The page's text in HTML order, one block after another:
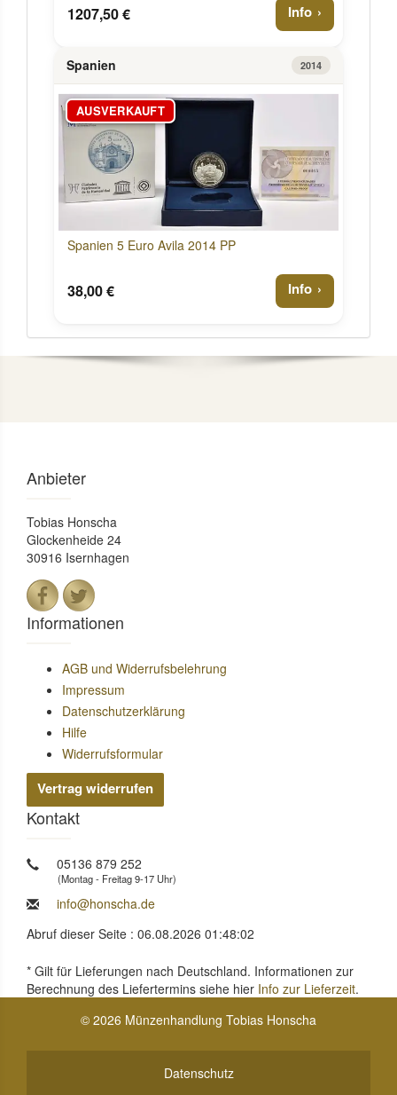
1207,50 € Info
Spanien 2014
AUSVERKAUFT
Spanien 5 Euro Avila 2014 PP
38,00 € Info
Anbieter
Tobias Honscha
Glockenheide 24
30916 Isernhagen
Informationen
AGB und Widerrufsbelehrung
Impressum
Datenschutzerklärung
Hilfe
Widerrufsformular
Vertrag widerrufen
Kontakt
05136 879 252
(Montag - Freitag 9-17 Uhr)
info@honscha.de
Abruf dieser Seite : 06.08.2026 01:48:02
* Gilt für Lieferungen nach Deutschland. Informationen zur
Berechnung des Liefertermins siehe hier Info zur Lieferzeit.
© 2026 Münzenhandlung Tobias Honscha
Datenschutz